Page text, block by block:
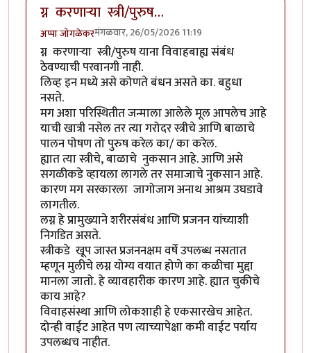
ग्न करणाऱ्या स्त्री/पुरुष…
अप्पा जोगळेकरमंगळवार, 26/05/2026 11:19
ग्न करणाऱ्या स्त्री/पुरुष याना विवाहबाह्य संबंध
ठेवण्याची परवानगी नाही.
लिव्ह इन मध्ये असे कोणते बंधन असते का. बहुधा
नसते.
मग अशा परिस्थितीत जन्माला आलेले मूल आपलेच आहे
याची खात्री नसेल तर त्या गरोदर स्त्रीचे आणि बाळाचे
पालन पोषण तो पुरुष करेल का/ का करेल.
ह्यात त्या स्त्रीचे, बाळाचे नुकसान आहे. आणि असे
सगळीकडे व्हायला लागले तर समाजाचे नुकसान आहे.
कारण मग सरकारला जागोजाग अनाथ आश्रम उघडावे
लागतील.
लग्न हे प्रामुख्याने शरीरसंबंध आणि प्रजनन यांच्याशी
निगडित असते.
स्त्रीकडे खूप जास्त प्रजननक्षम वर्षे उपलब्ध नसतात
म्हणून मुलीचे लग्न योग्य वयात होणे का कळीचा मुद्दा
मानला जातो. हे व्यावहारीक कारण आहे. ह्यात चुकीचे
काय आहे?
विवाहसंस्था आणि लोकशाही हे एकसारखेच आहेत.
दोन्ही वाईट आहेत पण त्याच्यापेक्षा कमी वाईट पर्याय
उपलब्धच नाहीत.